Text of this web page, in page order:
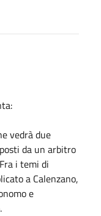
vedrà due
da un arbitro
i temi di
a Calenzano,
e